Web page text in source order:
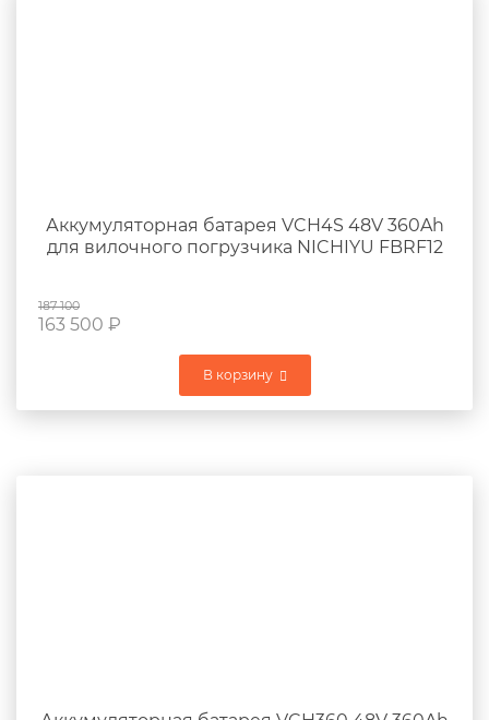
Аккумуляторная батарея VCH4S 48V 360Ah
для вилочного погрузчика NICHIYU FBRF12
187 100
163 500 ₽
В корзину